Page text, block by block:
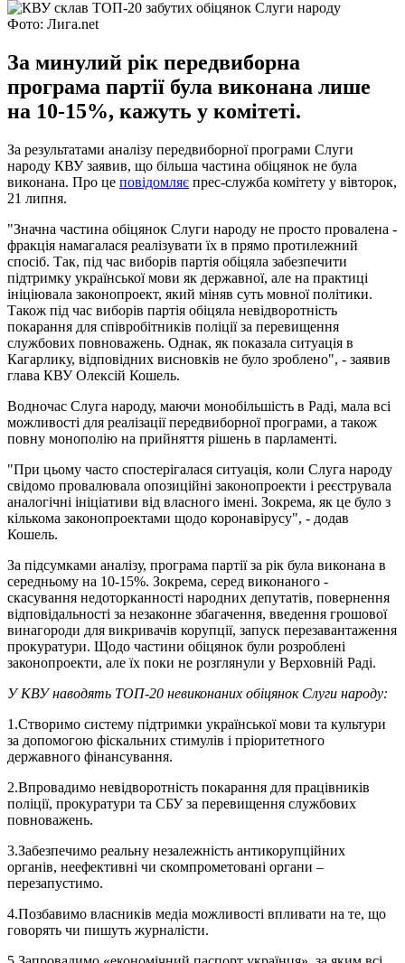
Фото: Лига.net
За минулий рік передвиборна
програма партії була виконана лише
на 10-15%, кажуть у комітеті.
За результатами аналізу передвиборної програми Слуги
народу КВУ заявив, що більша частина обіцянок не була
виконана. Про це повідомляє прес-служба комітету у вівторок,
21 липня.
"Значна частина обіцянок Слуги народу не просто провалена -
фракція намагалася реалізувати їх в прямо протилежний
спосіб. Так, під час виборів партія обіцяла забезпечити
підтримку української мови як державної, але на практиці
ініціювала законопроект, який міняв суть мовної політики.
Також під час виборів партія обіцяла невідворотність
покарання для співробітників поліції за перевищення
службових повноважень. Однак, як показала ситуація в
Кагарлику, відповідних висновків не було зроблено", - заявив
глава КВУ Олексій Кошель.
Водночас Слуга народу, маючи монобільшість в Раді, мала всі
можливості для реалізації передвиборної програми, а також
повну монополію на прийняття рішень в парламенті.
"При цьому часто спостерігалася ситуація, коли Слуга народу
свідомо провалювала опозиційні законопроекти і реєструвала
аналогічні ініціативи від власного імені. Зокрема, як це було з
кількома законопроектами щодо коронавірусу", - додав
Кошель.
За підсумками аналізу, програма партії за рік була виконана в
середньому на 10-15%. Зокрема, серед виконаного -
скасування недоторканності народних депутатів, повернення
відповідальності за незаконне збагачення, введення грошової
винагороди для викривачів корупції, запуск перезавантаження
прокуратури. Щодо частини обіцянок були розроблені
законопроекти, але їх поки не розглянули у Верховній Раді.
У КВУ наводять ТОП-20 невиконаних обіцянок Слуги народу:
1.Створимо систему підтримки української мови та культури
за допомогою фіскальних стимулів і пріоритетного
державного фінансування.
2.Впровадимо невідворотність покарання для працівників
поліції, прокуратури та СБУ за перевищення службових
повноважень.
3.Забезпечимо реальну незалежність антикорупційних
органів, неефективні чи скомпрометовані органи –
перезапустимо.
4.Позбавимо власників медіа можливості впливати на те, що
говорять чи пишуть журналісти.